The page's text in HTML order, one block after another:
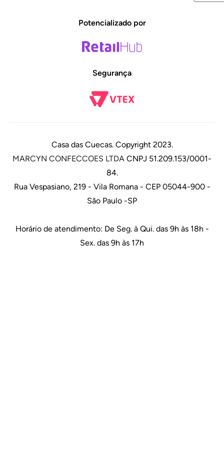
Potencializado por
Segurança
Casa das Cuecas. Copyright 2023.
MARCYN CONFECCOES LTDA CNPJ 51.209.153/0001-
84.
Rua Vespasiano, 219 - Vila Romana - CEP 05044-900 -
São Paulo -SP
Horário de atendimento: De Seg. à Qui. das 9h às 18h -
Sex. das 9h às 17h